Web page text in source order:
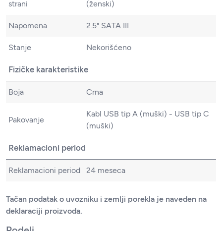
strani
(ženski)
Napomena 2.5" SATA III
Stanje Nekorišćeno
Fizičke karakteristike
Boja Crna
Pakovanje
Kabl USB tip A (muški) - USB tip C
(muški)
Reklamacioni period
Reklamacioni period 24 meseca
Tačan podatak o uvozniku i zemlji porekla je naveden na
deklaraciji proizvoda.